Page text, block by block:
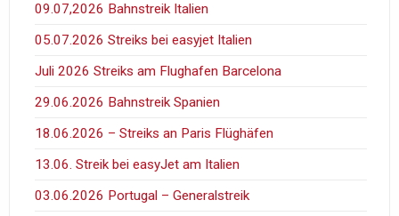
09.07,2026 Bahnstreik Italien
05.07.2026 Streiks bei easyjet Italien
Juli 2026 Streiks am Flughafen Barcelona
29.06.2026 Bahnstreik Spanien
18.06.2026 – Streiks an Paris Flüghäfen
13.06. Streik bei easyJet am Italien
03.06.2026 Portugal – Generalstreik